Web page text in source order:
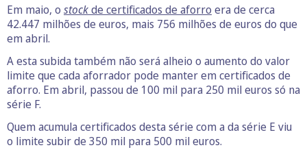
Em maio, o stockde certificados de aforro era de cerca
42.447 milhões de euros, mais 756 milhões de euros do que
em abril.
A esta subida também não será alheio o aumento do valor
limite que cada aforrador pode manter em certificados de
aforro. Em abril, passou de 100 mil para 250 mil euros só na
série F.
Quem acumula certificados desta série com a da série E viu
o limite subir de 350 mil para 500 mil euros.